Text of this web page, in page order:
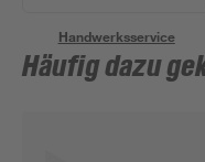
Handwerksservice
Häufig dazu